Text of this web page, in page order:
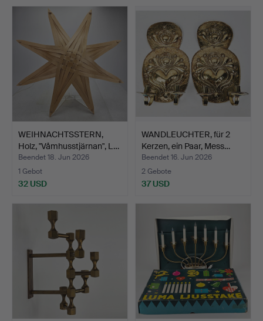
WEIHNACHTSSTERN,
Holz, "Våmhusstjärnan", L…
Beendet 18. Jun 2026
1 Gebot
32 USD
WANDLEUCHTER, für 2
Kerzen, ein Paar, Mess…
Beendet 16. Jun 2026
2 Gebote
37 USD